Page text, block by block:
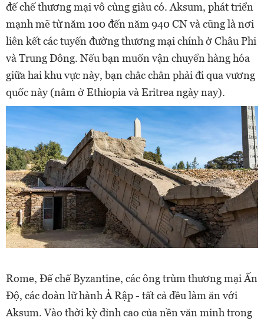
đế chế thương mại vô cùng giàu có. Aksum, phát triển
mạnh mẽ từ năm 100 đến năm 940 CN và cũng là nơi
liên kết các tuyến đường thương mại chính ở Châu Phi
và Trung Đông. Nếu bạn muốn vận chuyển hàng hóa
giữa hai khu vực này, bạn chắc chắn phải đi qua vương
quốc này (nằm ở Ethiopia và Eritrea ngày nay).
Rome, Đế chế Byzantine, các ông trùm thương mại Ấn
Độ, các đoàn lữ hành Ả Rập - tất cả đều làm ăn với
Aksum. Vào thời kỳ đỉnh cao của nền văn minh trong